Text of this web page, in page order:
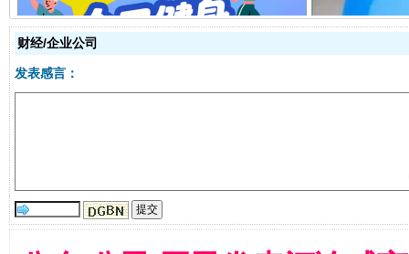
全民健身五年计划来了！等你上场
财经/企业公司
发表感言：